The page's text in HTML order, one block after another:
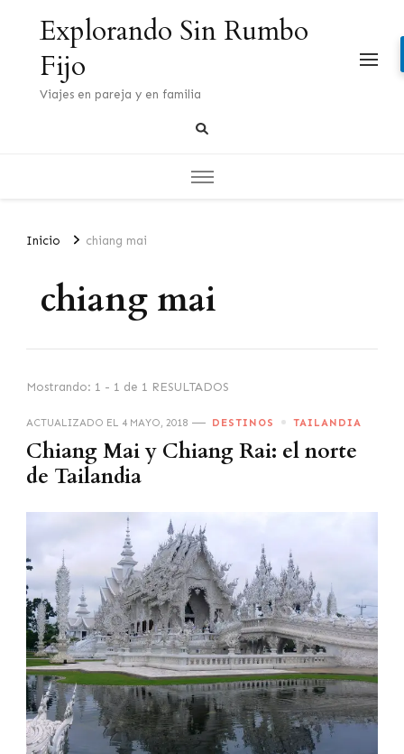
Explorando Sin Rumbo
Fijo
Viajes en pareja y en familia
Inicio chiang mai
chiang mai
Mostrando: 1 - 1 de 1 RESULTADOS
ACTUALIZADO EL 4 MAYO, 2018 DESTINOS TAILANDIA
Chiang Mai y Chiang Rai: el norte
de Tailandia